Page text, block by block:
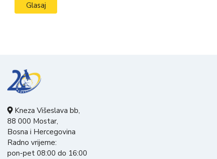
Kneza Višeslava bb,
88 000 Mostar,
Bosna i Hercegovina
Radno vrijeme:
pon-pet 08:00 do 16:00